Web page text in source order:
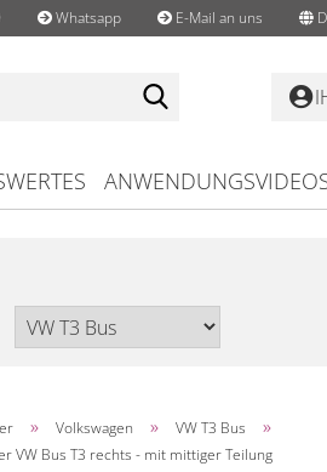
Whatsapp E-Mail an uns
» Volkswagen » VW T3 Bus »
VW Bus T3 rechts - mit mittiger Teilung